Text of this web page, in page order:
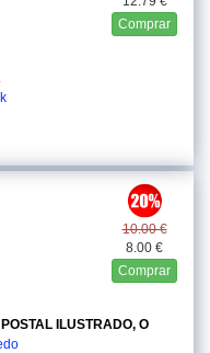
Comprar
10.00 €
8.00 €
Comprar
ILUSTRADO, O